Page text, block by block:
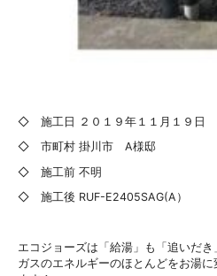
◇ 施工日 ２０１９年１１月１９日
◇ 市町村 掛川市 A様邸
◇ 施工前 不明
◇ 施工後 RUF-E2405SAG(A）
エコジョーズは「給湯」も「追いだ
ガスのエネルギーのほとんどをお湯